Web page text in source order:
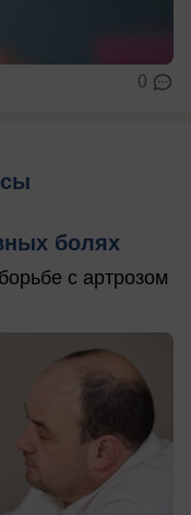
0
болях
с артрозом